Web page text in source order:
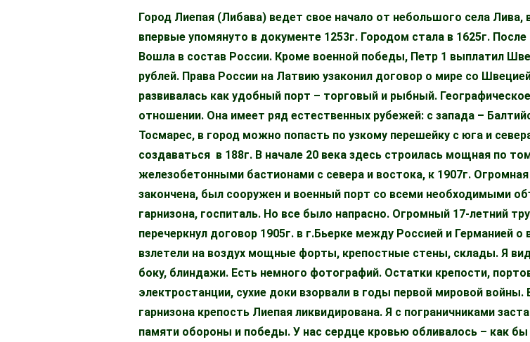
Город Лиепая (Либава) ведет свое начало от небольшого села
впервые упомянуто в документе 1253г. Городом стала в 1625г.
Вошла в состав России. Кроме военной победы, Петр 1 выплатил
рублей. Права России на Латвию узаконил договор о мире со
развивалась как удобный порт – торговый и рыбный.
отношении. Она имеет ряд естественных рубежей: с запада –
Тосмарес, в город можно попасть по узкому перешейку с юга и
создаваться в 188г. В начале 20 века здесь строилась мощная по
железобетонными бастионами с севера и востока, к 1907г.
закончена, был сооружен и военный порт со всеми необходимыми
гарнизона, госпиталь. Но все было напрасно. Огромный 17-летний
перечеркнул договор 1905г. в г.Бьерке между Россией и Германией
взлетели на воздух мощные форты, крепостные стены, склады. Я
боку, блиндажи. Есть немного фотографий. Остатки крепости,
электростанции, сухие доки взорвали в годы первой мировой
гарнизона крепость Лиепая ликвидирована. Я с пограничниками
памяти обороны и победы. У нас сердце кровью обливалось – как